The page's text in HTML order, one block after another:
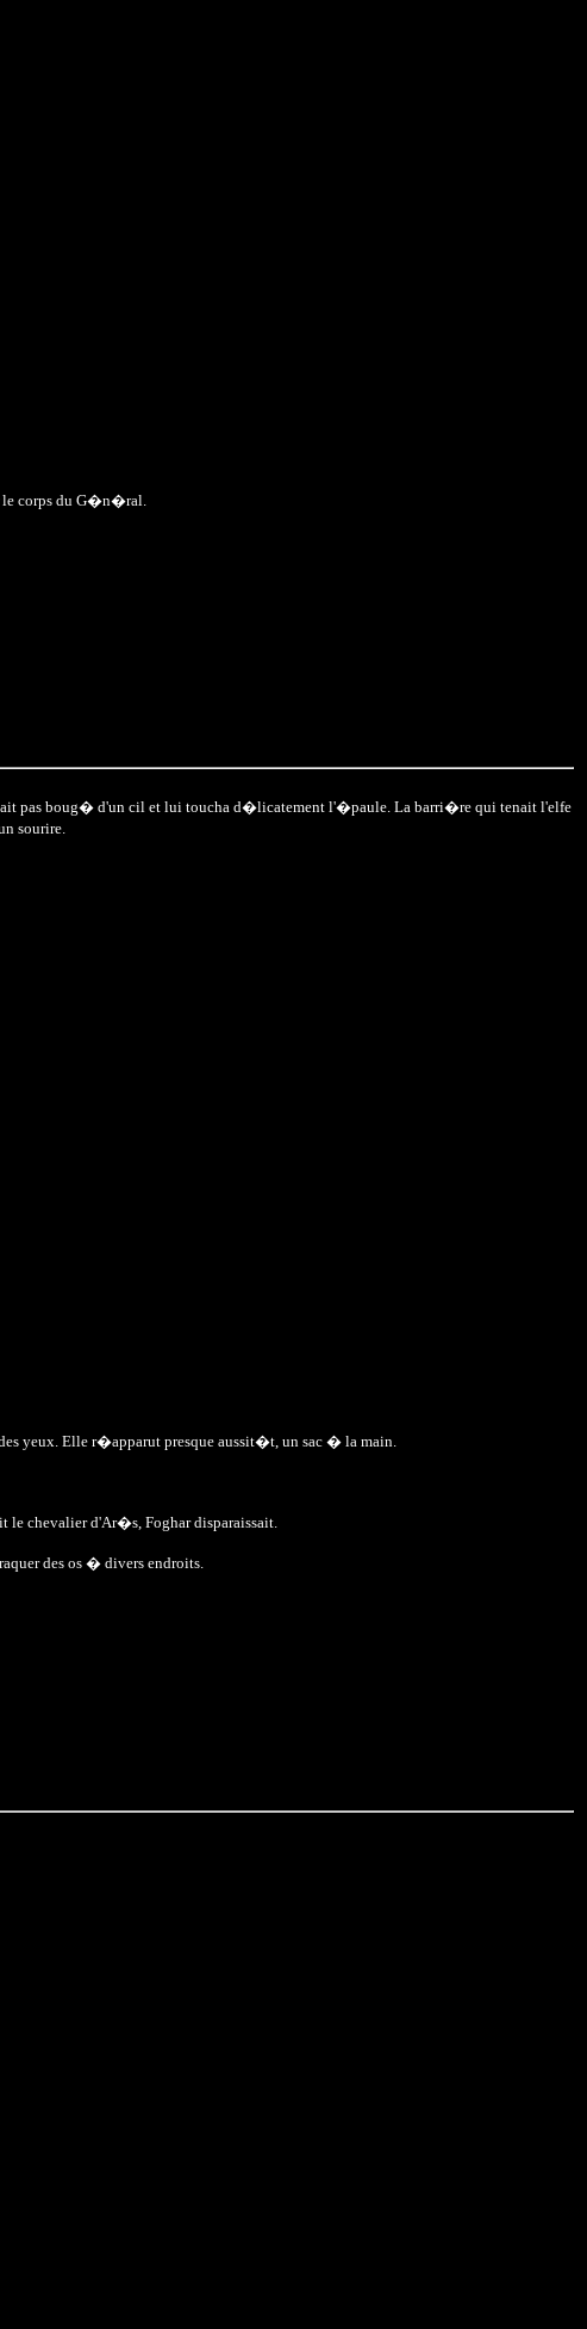
le corps du G�n�ral.
pas boug� d'un cil et lui toucha d�licatement l'�paule. La barri�re qui tenait l'elfe
sourire.
yeux. Elle r�apparut presque aussit�t, un sac � la main.
le chevalier d'Ar�s, Foghar disparaissait.
des os � divers endroits.